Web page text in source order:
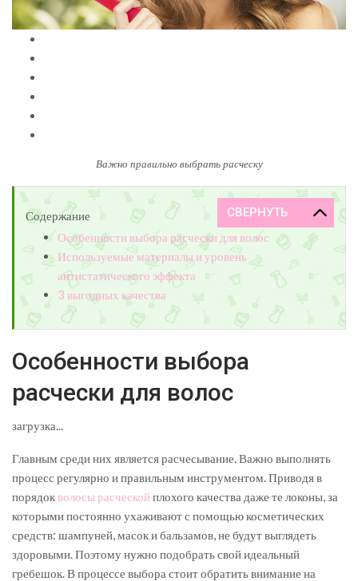
Важно правильно выбрать расческу
Содержание
Особенности выбора расчески для волос
Используемые материалы и уровень
антистатического эффекта
3 выгодных качества
Особенности выбора
расчески для волос
загрузка...
Главным среди них является расчесывание. Важно выполнять
процесс регулярно и правильным инструментом. Приводя в
порядокволосы расческой плохого качества даже те локоны, за
которыми постоянно ухаживают с помощью косметических
средств: шампуней, масок и бальзамов, не будут выглядеть
здоровыми. Поэтому нужно подобрать свой идеальный
гребешок. В процессе выбора стоит обратить внимание на